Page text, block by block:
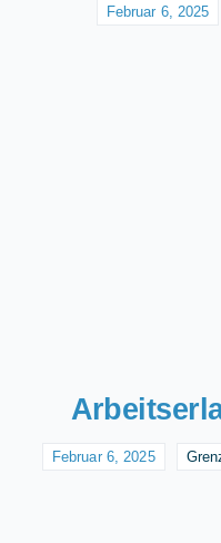
Februar 6, 2025
Februar 6, 2025